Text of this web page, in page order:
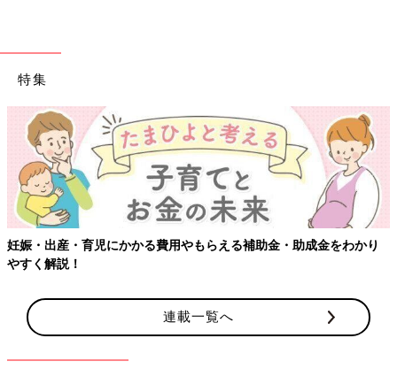
特集
妊娠・出産・育児にかかる費用やもらえる補助金・助成金をわかり
やすく解説！
連載一覧へ